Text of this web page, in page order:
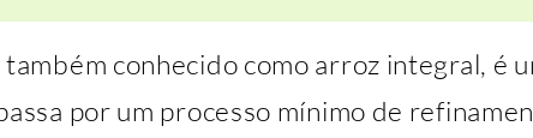
conhecido como arroz integral, é
por um processo mínimo de